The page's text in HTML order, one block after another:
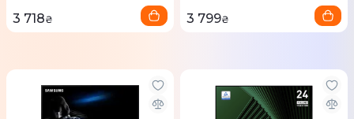
3 718₴ 3 799₴